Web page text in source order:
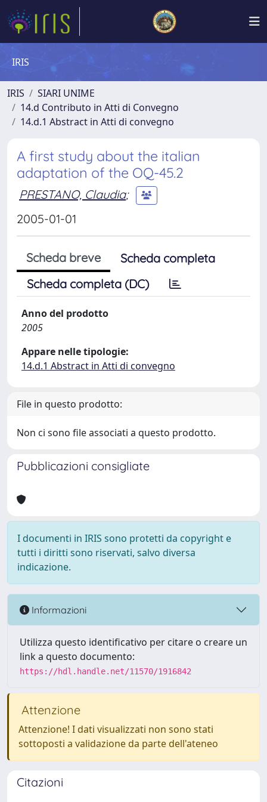
IRIS
IRIS
SIARI UNIME
14.d Contributo in Atti di Convegno
14.d.1 Abstract in Atti di convegno
A first study about the italian
adaptation of the OQ-45.2
PRESTANO, Claudia;
2005-01-01
Scheda breve
Scheda completa
Scheda completa (DC)
Anno del prodotto
2005
Appare nelle tipologie:
14.d.1 Abstract in Atti di convegno
File in questo prodotto:
Non ci sono file associati a questo prodotto.
Pubblicazioni consigliate
I documenti in IRIS sono protetti da copyright e
tutti i diritti sono riservati, salvo diversa
indicazione.
Informazioni
Utilizza questo identificativo per citare o creare un
link a questo documento:
https://hdl.handle.net/11570/1916842
Attenzione
Attenzione! I dati visualizzati non sono stati
sottoposti a validazione da parte dell'ateneo
Citazioni